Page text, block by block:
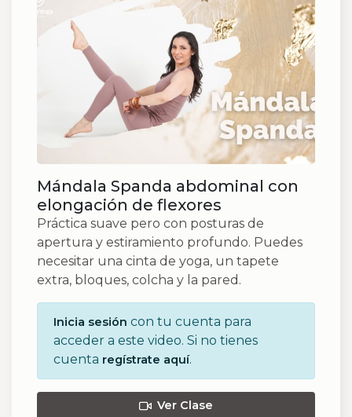
Mándala Spanda abdominal con
elongación de flexores
Práctica suave pero con posturas de
apertura y estiramiento profundo. Puedes
necesitar una cinta de yoga, un tapete
extra, bloques, colcha y la pared.
Inicia sesión con tu cuenta para
acceder a este video. Si no tienes
cuenta regístrate aquí.
Ver Clase